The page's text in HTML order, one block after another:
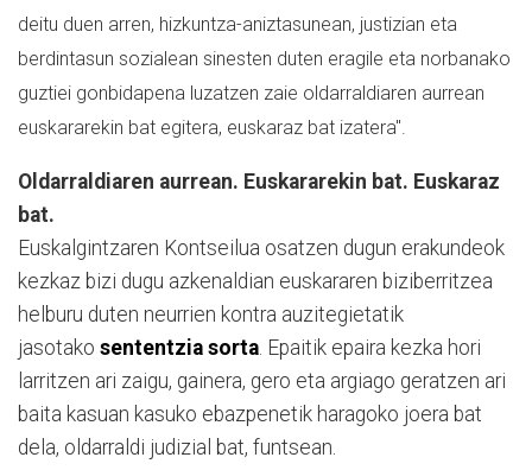
deitu duen arren, hizkuntza-aniztasunean, justizian eta
berdintasun sozialean sinesten duten eragile eta norbanako
guztiei gonbidapena luzatzen zaie oldarraldiaren aurrean
euskararekin bat egitera, euskaraz bat izatera".
Oldarraldiaren aurrean. Euskararekin bat. Euskaraz
bat.
Euskalgintzaren Kontseilua osatzen dugun erakundeok
kezkaz bizi dugu azkenaldian euskararen biziberritzea
helburu duten neurrien kontra auzitegietatik
jasotako sententzia sorta. Epaitik epaira kezka hori
larritzen ari zaigu, gainera, gero eta argiago geratzen ari
baita kasuan kasuko ebazpenetik haragoko joera bat
dela, oldarraldi judizial bat, funtsean.